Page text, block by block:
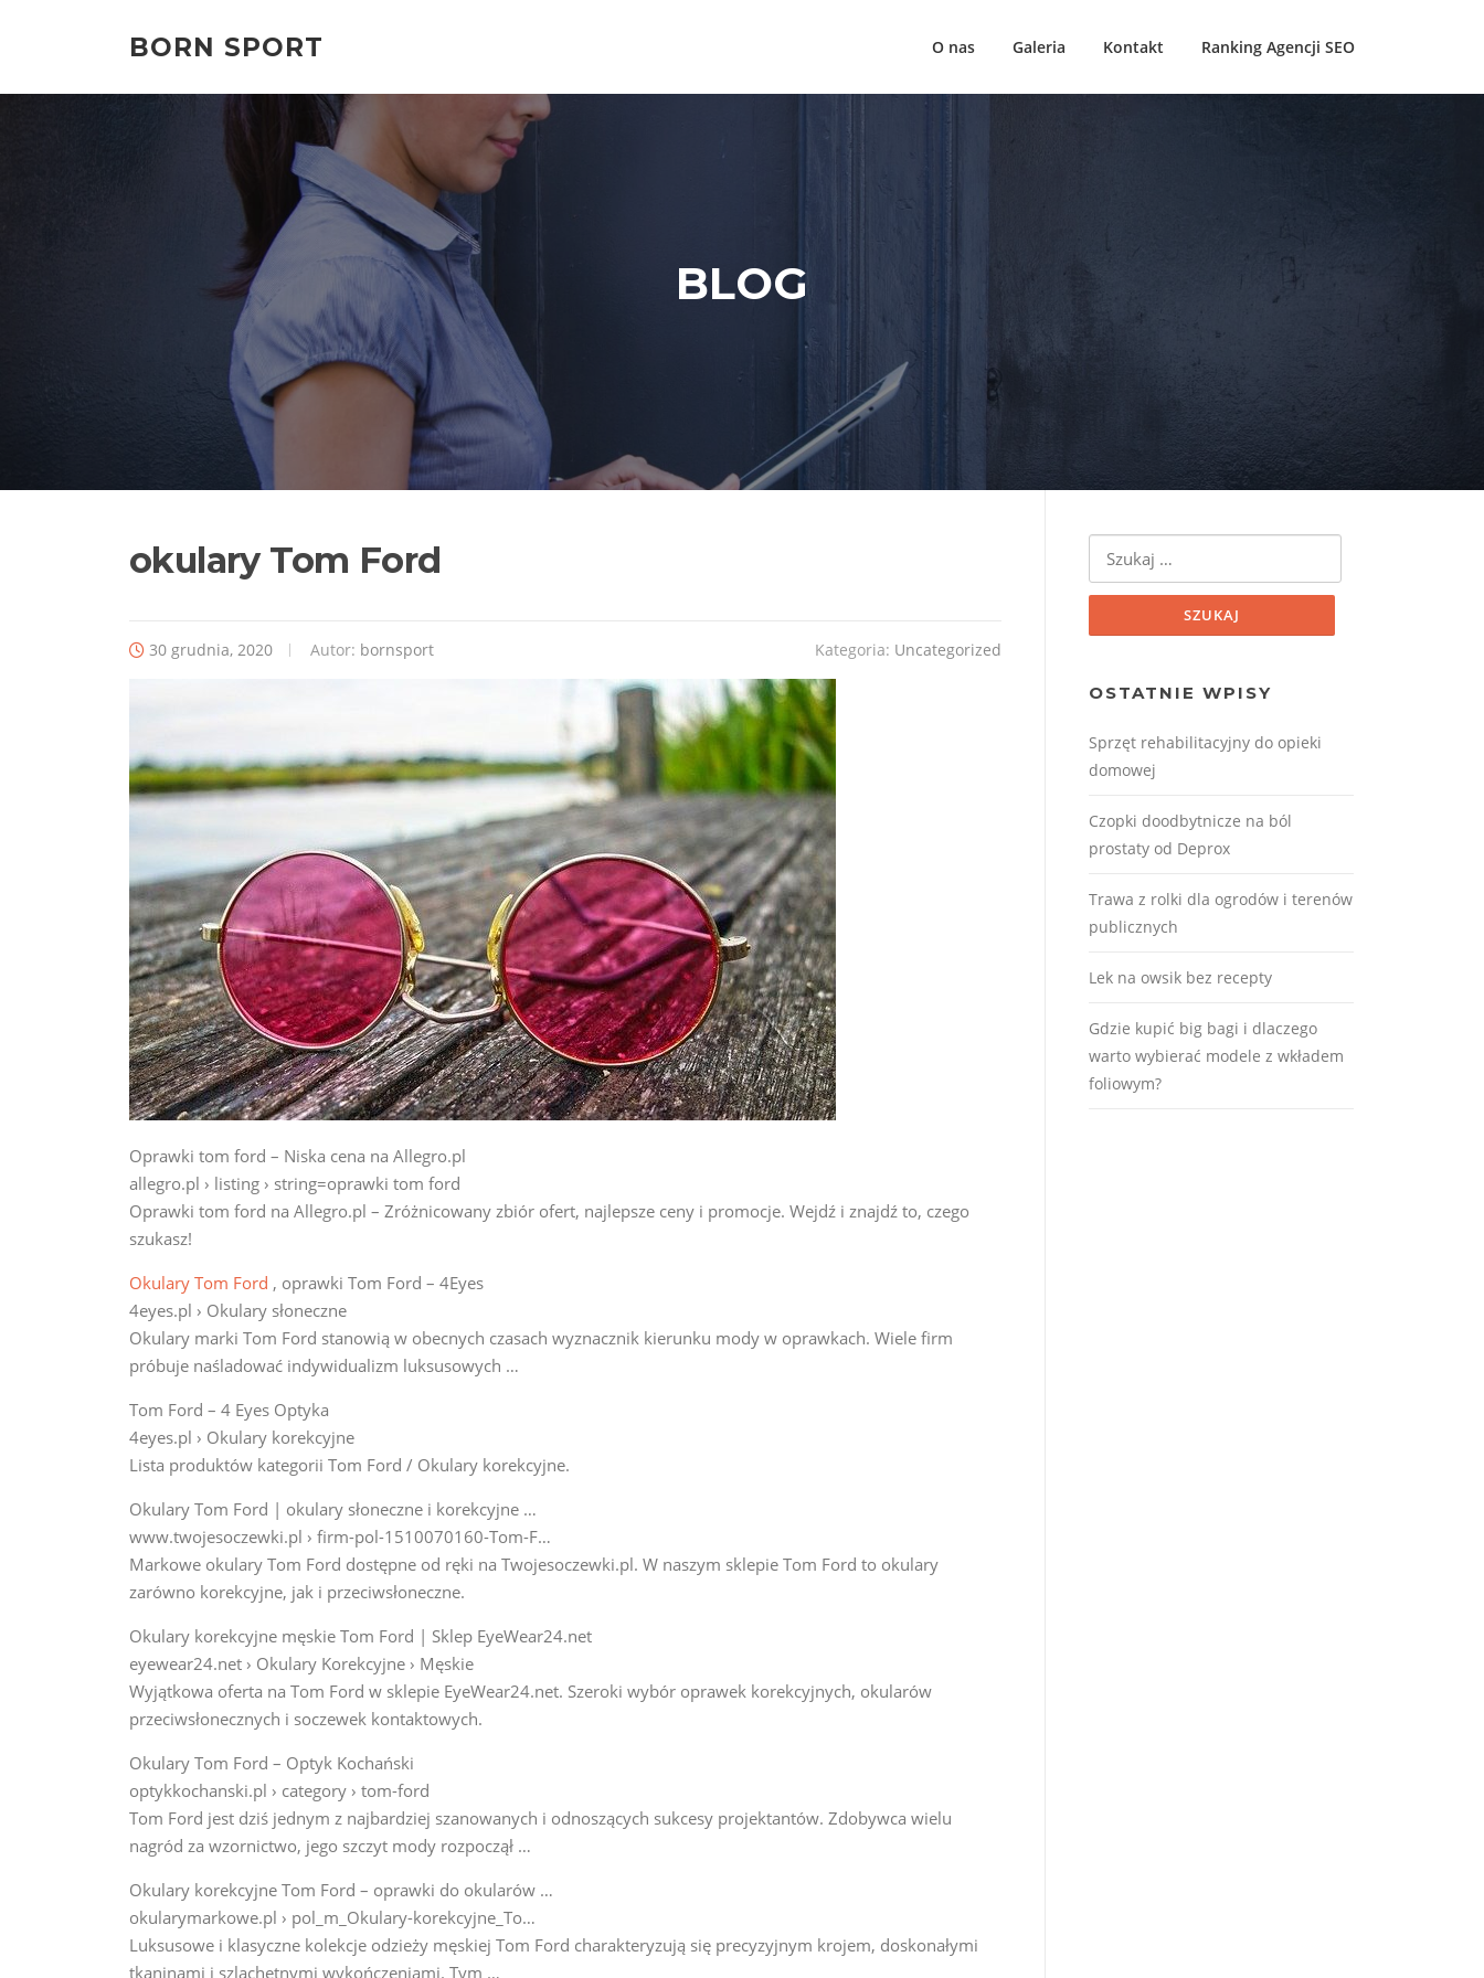
BORN SPORT O nas Galeria Kontakt Ranking Agencji SEO
BLOG
okulary Tom Ford
30 grudnia, 2020 Autor: bornsport Kategoria: Uncategorized
Oprawki tom ford – Niska cena na Allegro.pl
allegro.pl › listing › string=oprawki tom ford
Oprawki tom ford na Allegro.pl – Zróżnicowany zbiór ofert, najlepsze ceny i promocje. Wejdź i znajdź to, czego
szukasz!
Okulary Tom Ford , oprawki Tom Ford – 4Eyes
4eyes.pl › Okulary słoneczne
Okulary marki Tom Ford stanowią w obecnych czasach wyznacznik kierunku mody w oprawkach. Wiele firm
próbuje naśladować indywidualizm luksusowych …
Tom Ford – 4 Eyes Optyka
4eyes.pl › Okulary korekcyjne
Lista produktów kategorii Tom Ford / Okulary korekcyjne.
Okulary Tom Ford | okulary słoneczne i korekcyjne …
www.twojesoczewki.pl › firm-pol-1510070160-Tom-F…
Markowe okulary Tom Ford dostępne od ręki na Twojesoczewki.pl. W naszym sklepie Tom Ford to okulary
zarówno korekcyjne, jak i przeciwsłoneczne.
Okulary korekcyjne męskie Tom Ford | Sklep EyeWear24.net
eyewear24.net › Okulary Korekcyjne › Męskie
Wyjątkowa oferta na Tom Ford w sklepie EyeWear24.net. Szeroki wybór oprawek korekcyjnych, okularów
przeciwsłonecznych i soczewek kontaktowych.
Okulary Tom Ford – Optyk Kochański
optykkochanski.pl › category › tom-ford
Tom Ford jest dziś jednym z najbardziej szanowanych i odnoszących sukcesy projektantów. Zdobywca wielu
nagród za wzornictwo, jego szczyt mody rozpoczął …
Okulary korekcyjne Tom Ford – oprawki do okularów …
okularymarkowe.pl › pol_m_Okulary-korekcyjne_To…
Luksusowe i klasyczne kolekcje odzieży męskiej Tom Ford charakteryzują się precyzyjnym krojem, doskonałymi
tkaninami i szlachetnymi wykończeniami. Tym …
Szukaj:
OSTATNIE WPISY
Sprzęt rehabilitacyjny do opieki
domowej
Czopki doodbytnicze na ból
prostaty od Deprox
Trawa z rolki dla ogrodów i terenów
publicznych
Lek na owsik bez recepty
Gdzie kupić big bagi i dlaczego
warto wybierać modele z wkładem
foliowym?